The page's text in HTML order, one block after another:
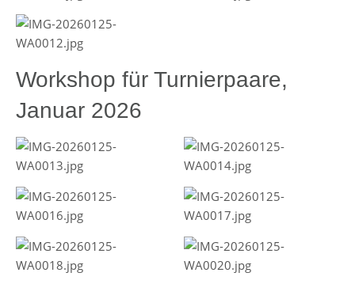
Workshop für Turnierpaare,
Januar 2026